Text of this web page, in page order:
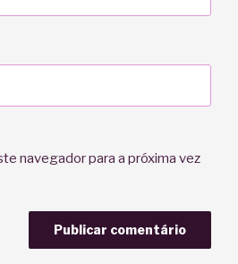
navegador para a próxima vez